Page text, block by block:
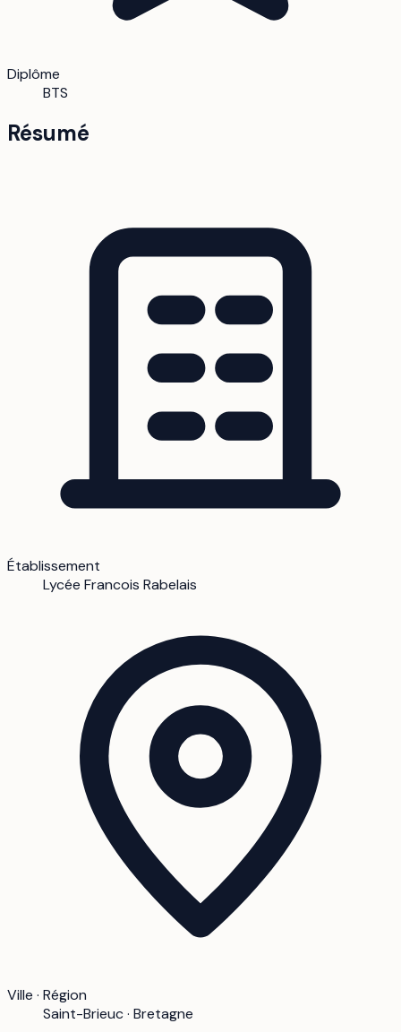
Diplôme
BTS
Résumé
Établissement
Lycée Francois Rabelais
Ville · Région
Saint-Brieuc · Bretagne